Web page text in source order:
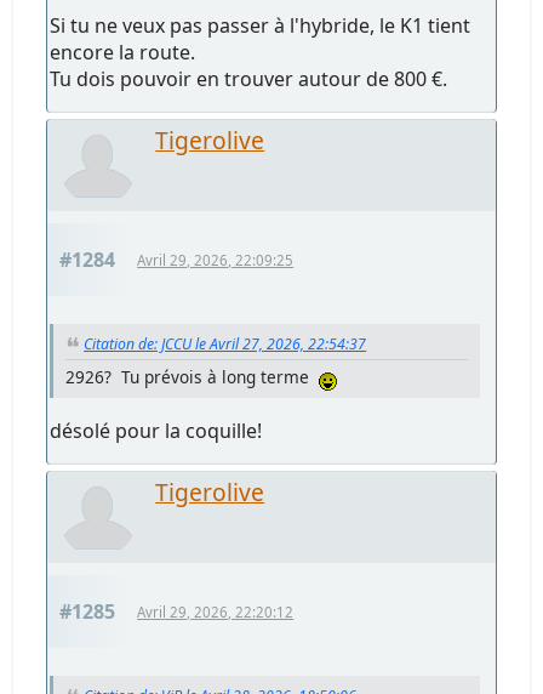
Si tu ne veux pas passer à l'hybride, le K1 tient
encore la route.
Tu dois pouvoir en trouver autour de 800 €.
Tigerolive
#1284 Avril 29, 2026, 22:09:25
Citation de: JCCU le Avril 27, 2026, 22:54:37
2926? Tu prévois à long terme
désolé pour la coquille!
Tigerolive
#1285 Avril 29, 2026, 22:20:12